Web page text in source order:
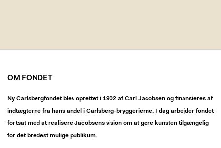
OM FONDET
Ny Carlsbergfondet blev oprettet i 1902 af Carl Jacobsen og finansieres af
indtægterne fra hans andel i Carlsberg-bryggerierne. I dag arbejder fondet
fortsat med at realisere Jacobsens vision om at gøre kunsten tilgængelig
for det bredest mulige publikum.